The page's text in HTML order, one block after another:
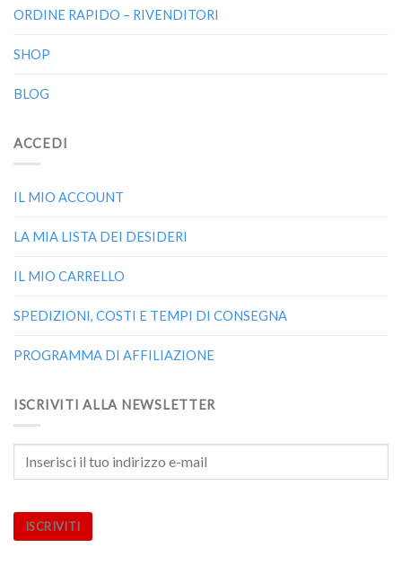
ORDINE RAPIDO – RIVENDITORI
SHOP
BLOG
ACCEDI
IL MIO ACCOUNT
LA MIA LISTA DEI DESIDERI
IL MIO CARRELLO
SPEDIZIONI, COSTI E TEMPI DI CONSEGNA
PROGRAMMA DI AFFILIAZIONE
ISCRIVITI ALLA NEWSLETTER
ISCRIVITI